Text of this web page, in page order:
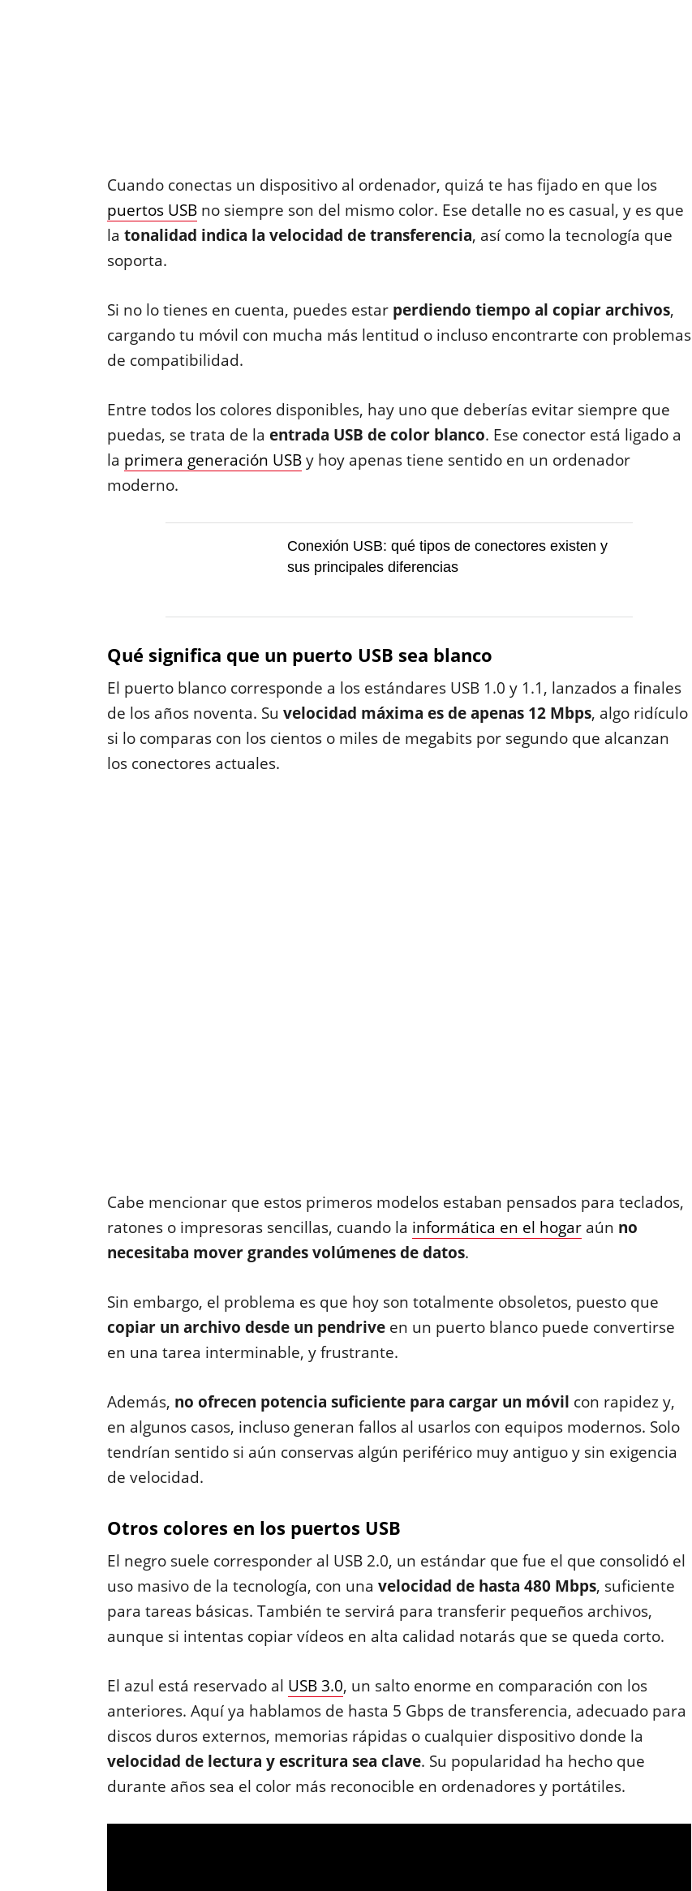
Cuando conectas un dispositivo al ordenador, quizá te has fijado en que los
puertos USBno siempre son del mismo color. Ese detalle no es casual, y es que
la tonalidad indica la velocidad de transferencia, así como la tecnología que
soporta.
Si no lo tienes en cuenta, puedes estar perdiendo tiempo al copiar archivos,
cargando tu móvil con mucha más lentitud o incluso encontrarte con problemas
de compatibilidad.
Entre todos los colores disponibles, hay uno que deberías evitar siempre que
puedas, se trata de la entrada USB de color blanco. Ese conector está ligado a
la primera generación USBy hoy apenas tiene sentido en un ordenador
moderno.
Conexión USB: qué tipos de conectores existen y
sus principales diferencias
Qué significa que un puerto USB sea blanco
El puerto blanco corresponde a los estándares USB 1.0 y 1.1, lanzados a finales
de los años noventa. Su velocidad máxima es de apenas 12 Mbps, algo ridículo
si lo comparas con los cientos o miles de megabits por segundo que alcanzan
los conectores actuales.
Cabe mencionar que estos primeros modelos estaban pensados para teclados,
ratones o impresoras sencillas, cuando la informática en el hogaraún no
necesitaba mover grandes volúmenes de datos.
Sin embargo, el problema es que hoy son totalmente obsoletos, puesto que
copiar un archivo desde un pendriveen un puerto blanco puede convertirse
en una tarea interminable, y frustrante.
Además, no ofrecen potencia suficiente para cargar un móvil con rapidez y,
en algunos casos, incluso generan fallos al usarlos con equipos modernos. Solo
tendrían sentido si aún conservas algún periférico muy antiguo y sin exigencia
de velocidad.
Otros colores en los puertos USB
El negro suele corresponder al USB 2.0, un estándar que fue el que consolidó el
uso masivo de la tecnología, con una velocidad de hasta 480 Mbps, suficiente
para tareas básicas. También te servirá para transferir pequeños archivos,
aunque si intentas copiar vídeos en alta calidad notarás que se queda corto.
El azul está reservado al USB 3.0, un salto enorme en comparación con los
anteriores. Aquí ya hablamos de hasta 5 Gbps de transferencia, adecuado para
discos duros externos, memorias rápidas o cualquier dispositivo donde la
velocidad de lectura y escritura sea clave. Su popularidad ha hecho que
durante años sea el color más reconocible en ordenadores y portátiles.